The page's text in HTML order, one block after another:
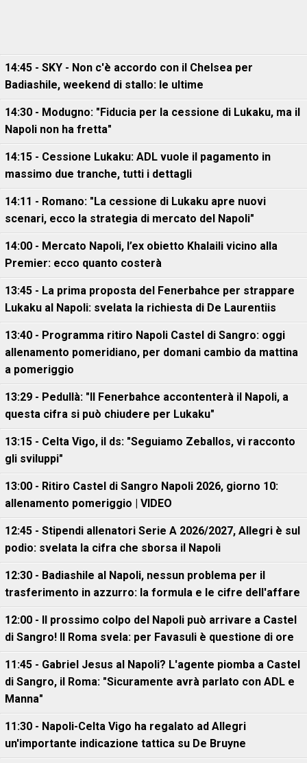
14:45 - SKY - Non c'è accordo con il Chelsea per
Badiashile, weekend di stallo: le ultime
14:30 - Modugno: "Fiducia per la cessione di Lukaku, ma il
Napoli non ha fretta"
14:15 - Cessione Lukaku: ADL vuole il pagamento in
massimo due tranche, tutti i dettagli
14:11 - Romano: "La cessione di Lukaku apre nuovi
scenari, ecco la strategia di mercato del Napoli"
14:00 - Mercato Napoli, l’ex obietto Khalaili vicino alla
Premier: ecco quanto costerà
13:45 - La prima proposta del Fenerbahce per strappare
Lukaku al Napoli: svelata la richiesta di De Laurentiis
13:40 - Programma ritiro Napoli Castel di Sangro: oggi
allenamento pomeridiano, per domani cambio da mattina
a pomeriggio
13:29 - Pedullà: "Il Fenerbahce accontenterà il Napoli, a
questa cifra si può chiudere per Lukaku"
13:15 - Celta Vigo, il ds: "Seguiamo Zeballos, vi racconto
gli sviluppi"
13:00 - Ritiro Castel di Sangro Napoli 2026, giorno 10:
allenamento pomeriggio | VIDEO
12:45 - Stipendi allenatori Serie A 2026/2027, Allegri è sul
podio: svelata la cifra che sborsa il Napoli
12:30 - Badiashile al Napoli, nessun problema per il
trasferimento in azzurro: la formula e le cifre dell'affare
12:00 - Il prossimo colpo del Napoli può arrivare a Castel
di Sangro! Il Roma svela: per Favasuli è questione di ore
11:45 - Gabriel Jesus al Napoli? L'agente piomba a Castel
di Sangro, il Roma: "Sicuramente avrà parlato con ADL e
Manna"
11:30 - Napoli-Celta Vigo ha regalato ad Allegri
un'importante indicazione tattica su De Bruyne